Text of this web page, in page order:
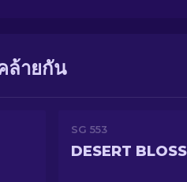
ล้ายกัน
SG 553
DESERT